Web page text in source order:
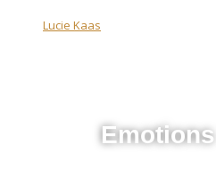
Lucie Kaas